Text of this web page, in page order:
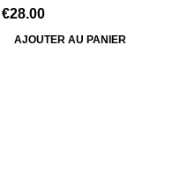
€28.00
AJOUTER AU PANIER